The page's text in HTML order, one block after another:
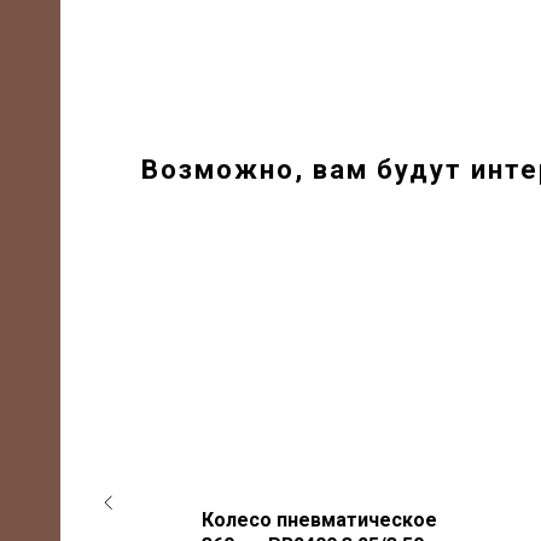
Возможно, вам будут
Колесо пневматическое